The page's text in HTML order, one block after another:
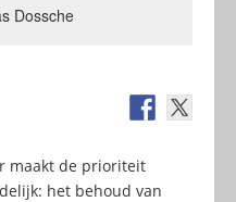
Dossche
maakt de prioriteit
het behoud van